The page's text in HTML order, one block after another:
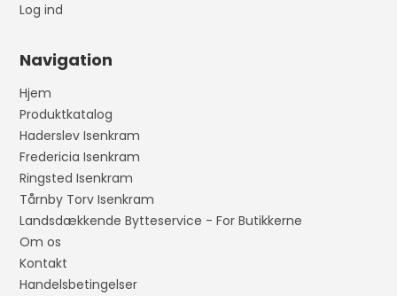
Log ind
Navigation
Hjem
Produktkatalog
Haderslev Isenkram
Fredericia Isenkram
Ringsted Isenkram
Tårnby Torv Isenkram
Landsdækkende Bytteservice - For Butikkerne
Om os
Kontakt
Handelsbetingelser